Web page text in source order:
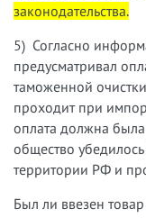
законодательства.
5) Согласно
предусматривал
таможенной
проходит при
оплата должна была
общество
территории РФ и
Был ли ввезен